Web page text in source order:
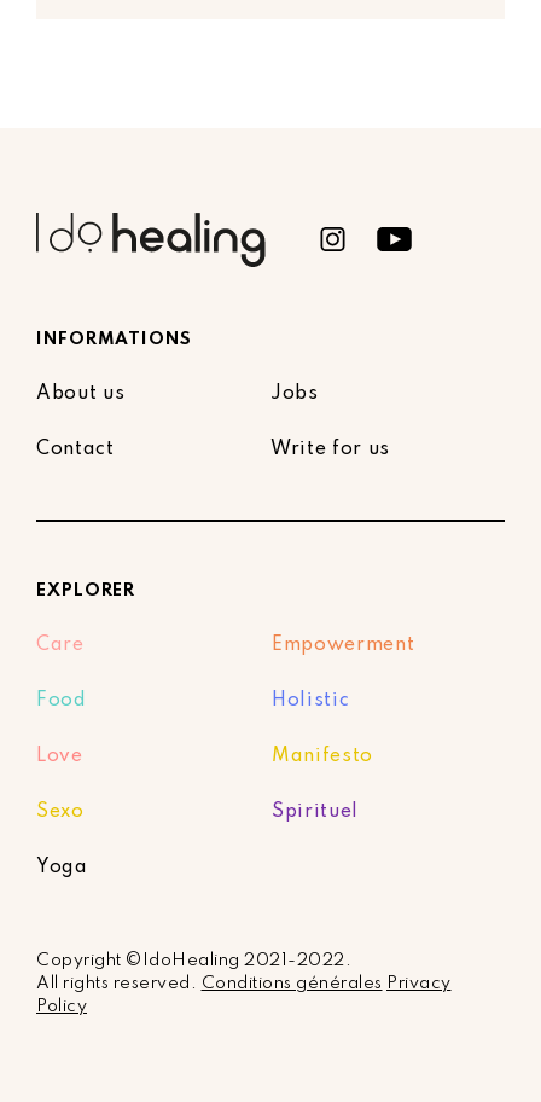
INFORMATIONS
About us Jobs
Contact Write for us
EXPLORER
Care Empowerment
Food Holistic
Love Manifesto
Sexo Spirituel
Yoga
Copyright ©IdoHealing 2021-2022.
All rights reserved. Conditions générales Privacy
Policy